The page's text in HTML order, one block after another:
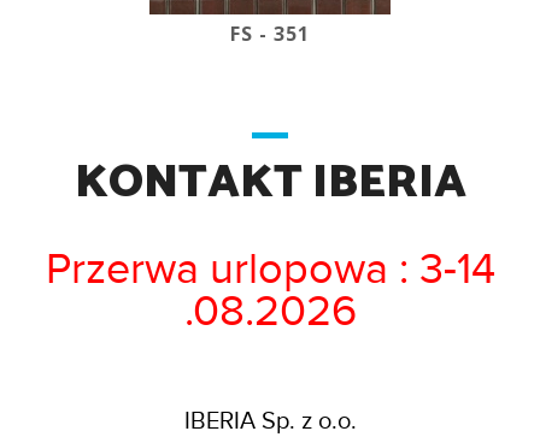
FS - 351
KONTAKT IBERIA
Przerwa urlopowa : 3-14
.08.2026
IBERIA Sp. z o.o.